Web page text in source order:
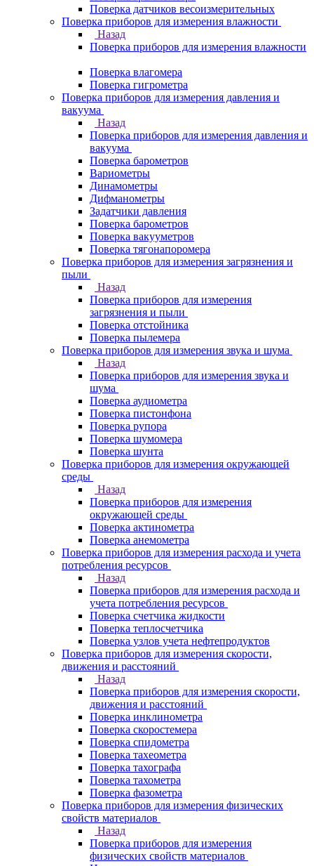
Поверка датчиков весоизмерительных
Поверка приборов для измерения влажности
Назад
Поверка приборов для измерения влажности
Поверка влагомера
Поверка гигрометра
Поверка приборов для измерения давления и
вакуума
Назад
Поверка приборов для измерения давления и
вакуума
Поверка барометров
Вариометры
Динамометры
Дифманометры
Задатчики давления
Поверка барометров
Поверка вакууметров
Поверка тягонапоромера
Поверка приборов для измерения загрязнения и
пыли
Назад
Поверка приборов для измерения
загрязнения и пыли
Поверка отстойника
Поверка пылемера
Поверка приборов для измерения звука и шума
Назад
Поверка приборов для измерения звука и
шума
Поверка аудиометра
Поверка пистонфона
Поверка рупора
Поверка шумомера
Поверка шунта
Поверка приборов для измерения окружающей
среды
Назад
Поверка приборов для измерения
окружающей среды
Поверка актинометра
Поверка анемометра
Поверка приборов для измерения расхода и учета
потребления ресурсов
Назад
Поверка приборов для измерения расхода и
учета потребления ресурсов
Поверка счетчика жидкости
Поверка теплосчетчика
Поверка узлов учета нефтепродуктов
Поверка приборов для измерения скорости,
движения и расстояний
Назад
Поверка приборов для измерения скорости,
движения и расстояний
Поверка инклинометра
Поверка скоростемера
Поверка спидометра
Поверка тахеометра
Поверка тахографа
Поверка тахометра
Поверка фазометра
Поверка приборов для измерения физических
свойств материалов
Назад
Поверка приборов для измерения
физических свойств материалов